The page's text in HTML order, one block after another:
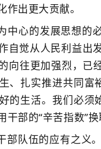
出更大贡献。
中心的发展思想的
自觉从人民利益出
向往更加强烈，已
、扎实推进共同富
的生活。我们必
部的“辛苦指数”
部队伍的应有之义